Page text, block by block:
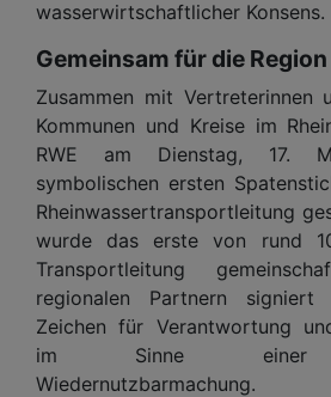
wasserwirtschaftlicher Konsens.
Gemeinsam für die Region
Zusammen mit Vertreterinnen
Kommunen und Kreise im
RWE am Dienstag, 17.
symbolischen ersten
Rheinwassertransportleitung
wurde das erste von rund
Transportleitung
regionalen Partnern
Zeichen für Verantwortung
im Sinne einer
Wiedernutzbarmachung.